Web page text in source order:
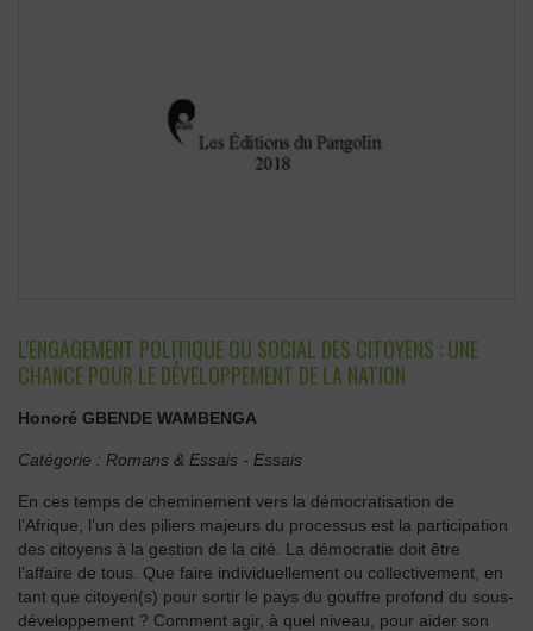
L'ENGAGEMENT POLITIQUE OU SOCIAL DES CITOYENS : UNE
CHANCE POUR LE DÉVELOPPEMENT DE LA NATION
Honoré GBENDE WAMBENGA
Catégorie : Romans & Essais - Essais
En ces temps de cheminement vers la démocratisation de
l’Afrique, l’un des piliers majeurs du processus est la participation
des citoyens à la gestion de la cité. La démocratie doit être
l’affaire de tous. Que faire individuellement ou collectivement, en
tant que citoyen(s) pour sortir le pays du gouffre profond du sous-
développement ? Comment agir, à quel niveau, pour aider son